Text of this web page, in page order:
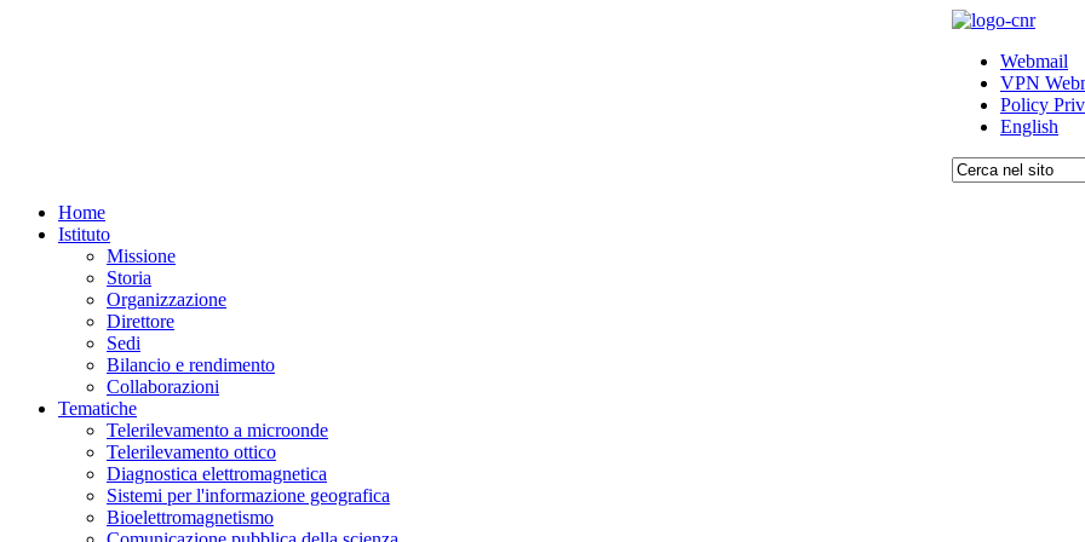
Webmail
VPN
Policy
English
Home
Istituto
Missione
Storia
Organizzazione
Direttore
Sedi
Bilancio e rendimento
Collaborazioni
Tematiche
Telerilevamento a microonde
Telerilevamento ottico
Diagnostica elettromagnetica
Sistemi per l'informazione geografica
Bioelettromagnetismo